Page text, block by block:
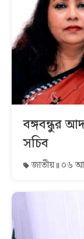
বঙ্গবন্ধুর
সচিব
জাতীয় ০৬